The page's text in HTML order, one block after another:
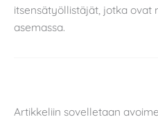
itsensätyöllistäjät, jotka ovat
asemassa.
Artikkeliin sovelletaan